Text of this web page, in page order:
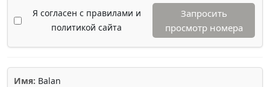
Я согласен с правилами и
политикой сайта
Запросить
просмотр номера
Имя: Balan